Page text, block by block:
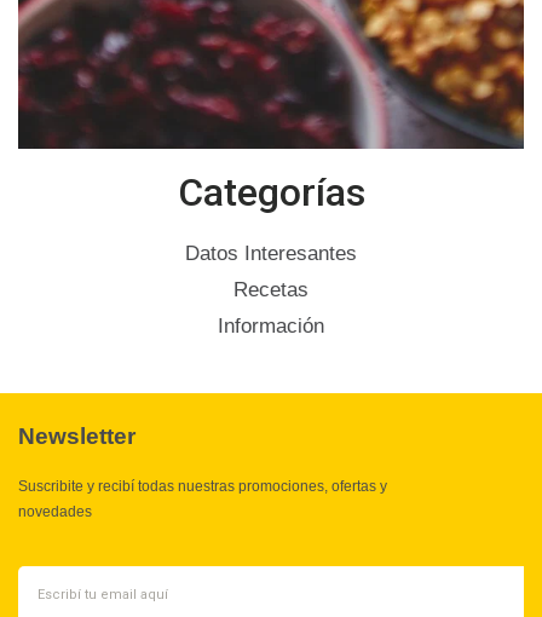
Categorías
Datos Interesantes
Recetas
Información
Newsletter
Suscribite y recibí todas nuestras promociones, ofertas y
novedades